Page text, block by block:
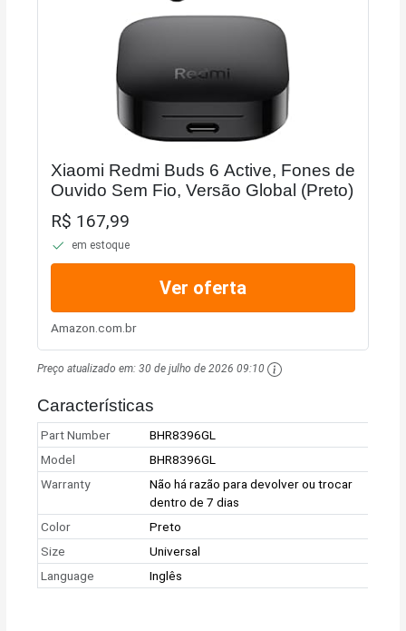
Xiaomi Redmi Buds 6 Active, Fones de
Ouvido Sem Fio, Versão Global (Preto)
R$ 167,99
em estoque
Ver oferta
Amazon.com.br
Preço atualizado em:30 de julho de 2026 09:10
Características
Part Number
BHR8396GL
Model
BHR8396GL
Warranty
Não há razão para devolver ou trocar
dentro de 7 dias
Color
Preto
Size
Universal
Language
Inglês